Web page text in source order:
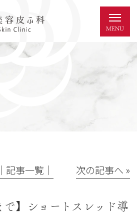
│記事一覧│ 次の記事へ »
で】ショートスレッド導